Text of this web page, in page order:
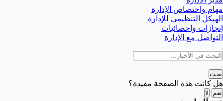
مهام واختصاص الإدارة
الهيكل التنظيمي للإدارة
إنجازات واحصائيات
التواصل مع الإدارة
بحث
هل كانت هذه الصفحة مفيدة؟
نعم لا